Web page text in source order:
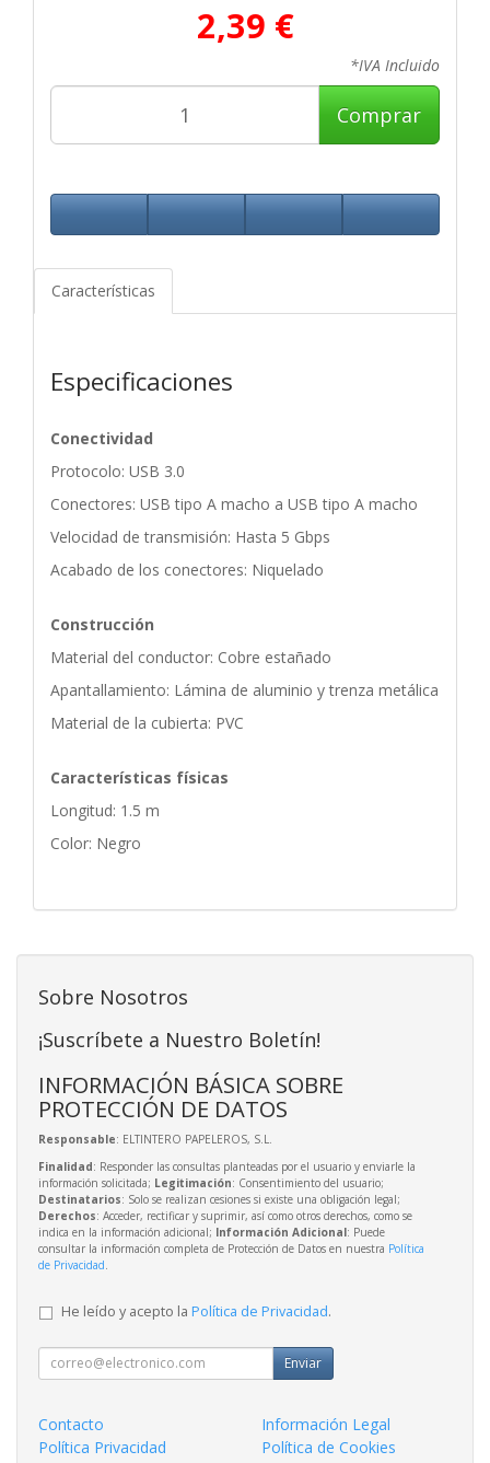
2,39 €
*IVA Incluido
Comprar
Características
Especificaciones
Conectividad
Protocolo: USB 3.0
Conectores: USB tipo A macho a USB tipo A macho
Velocidad de transmisión: Hasta 5 Gbps
Acabado de los conectores: Niquelado
Construcción
Material del conductor: Cobre estañado
Apantallamiento: Lámina de aluminio y trenza metálica
Material de la cubierta: PVC
Características físicas
Longitud: 1.5 m
Color: Negro
Sobre Nosotros
¡Suscríbete a Nuestro Boletín!
INFORMACIÓN BÁSICA SOBRE
PROTECCIÓN DE DATOS
Responsable: ELTINTERO PAPELEROS, S.L.
Finalidad: Responder las consultas planteadas por el usuario y enviarle la
información solicitada; Legitimación: Consentimiento del usuario;
Destinatarios: Solo se realizan cesiones si existe una obligación legal;
Derechos: Acceder, rectificar y suprimir, así como otros derechos, como se
indica en la información adicional; Información Adicional: Puede
consultar la información completa de Protección de Datos en nuestra Política
de Privacidad
He leído y acepto la Política de Privacidad.
Enviar
Contacto
Información Legal
Política Privacidad
Política de Cookies